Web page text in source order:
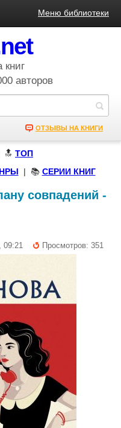
Меню библиотеки
книг
авторов
ОТЗЫВЫ НА КНИГИ
🔝 ТОП
| 📚 СЕРИИ КНИГ
совпадений -
09:21 Просмотров: 351